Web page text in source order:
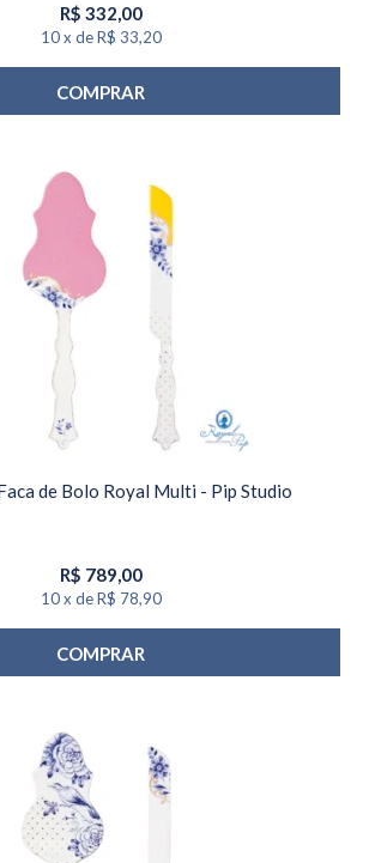
R$ 332,00
10 x de R$ 33,20
COMPRAR
de Bolo Royal Multi - Pip Studio
R$ 789,00
10 x de R$ 78,90
COMPRAR